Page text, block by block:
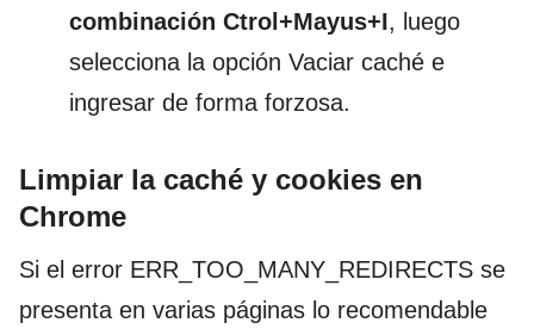
combinación Ctrol+Mayus+I, luego
selecciona la opción Vaciar caché e
ingresar de forma forzosa.
Limpiar la caché y cookies en
Chrome
Si el error ERR_TOO_MANY_REDIRECTS se
presenta en varias páginas lo recomendable